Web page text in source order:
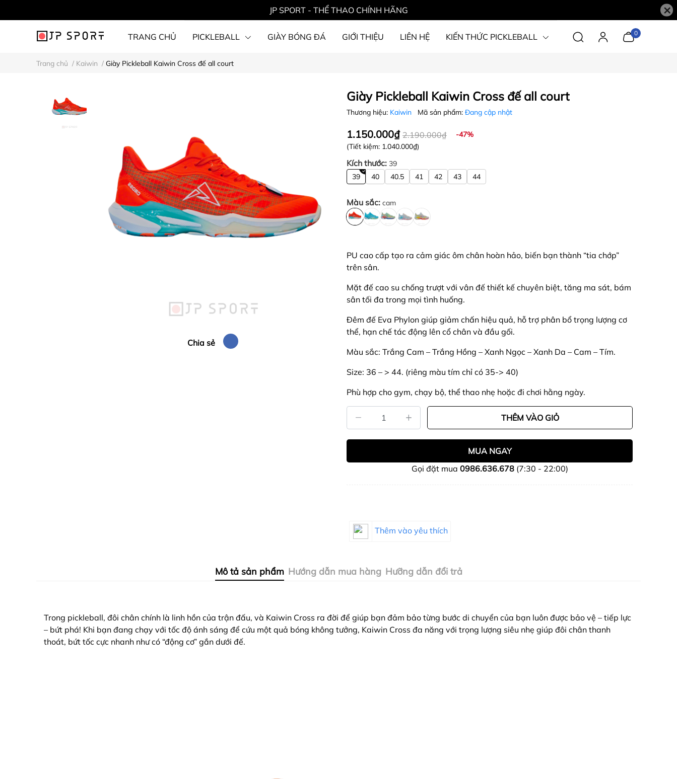
JP SPORT - THỂ THAO CHÍNH HÃNG ×
TRANG CHỦ PICKLEBALL GIÀY BÓNG ĐÁ GIỚI THIỆU LIÊN HỆ KIẾN THỨC PICKLEBALL 0
Trang chủ / Kaiwin / Giày Pickleball Kaiwin Cross đế all court
Chia sẻ
Giày Pickleball Kaiwin Cross đế all court
Thương hiệu: Kaiwin Mã sản phẩm: Đang cập nhật
1.150.000₫ 2.190.000₫
-47%
(Tiết kiệm: 1.040.000₫)
Kích thước: 39
39
40 40.5 41 42 43 44
Màu sắc: cam
PU cao cấp tạo ra cảm giác ôm chân hoàn hảo, biến bạn thành “tia chớp”
trên sân.
Mặt đế cao su chống trượt với vân đế thiết kế chuyên biệt, tăng ma sát, bám
sân tối đa trong mọi tình huống.
Đêm đế Eva Phylon giúp giảm chấn hiệu quả, hỗ trợ phân bổ trọng lượng cơ
thể, hạn chế tác động lên cổ chân và đầu gối.
Màu sắc: Trắng Cam – Trắng Hồng – Xanh Ngọc – Xanh Da – Cam – Tím.
Size: 36 – > 44. (riêng màu tím chỉ có 35-> 40)
Phù hợp cho gym, chạy bộ, thể thao nhẹ hoặc đi chơi hằng ngày.
THÊM VÀO GIỎ
MUA NGAY
Gọi đặt mua 0986.636.678(7:30 - 22:00)
Thêm vào yêu thích
Mô tả sản phẩm Hướng dẫn mua hàng Hưỡng dẫn đổi trả
Trong pickleball, đôi chân chính là linh hồn của trận đấu, và Kaiwin Cross ra đời để giúp bạn đảm bảo từng bước di chuyển của bạn luôn được bảo vệ – tiếp lực
– bứt phá! Khi bạn đang chạy với tốc độ ánh sáng để cứu một quả bóng không tưởng, Kaiwin Cross đa năng với trọng lượng siêu nhẹ giúp đôi chân thanh
thoát, bứt tốc cực nhanh như có “động cơ” gắn dưới đế.